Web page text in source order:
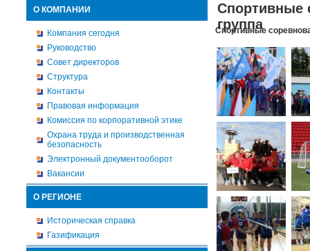
О КОМПАНИИ
Компания сегодня
Руководство
Совет директоров
Структура
Контакты
Правовая информация
Комиссия по корпоративной этике
Охрана труда и производственная
безопасность
Электронный документооборот
Вакансии
О РЕГИОНЕ
Историческая справка
Газификация
Спортивные
группа
Спортивные